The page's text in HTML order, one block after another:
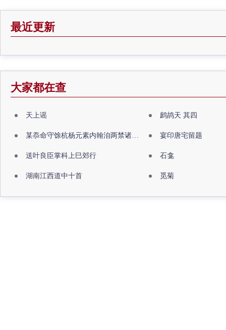
最近更新
大家都在查
天上谣 鹧鸪天 其四
某忝命守馀杭杨元素内翰洎两禁诸公出祖佛寺 宴印唐宅留题
送叶良臣掌科上巳郊行 石龛
湖南江西道中十首 觅菊